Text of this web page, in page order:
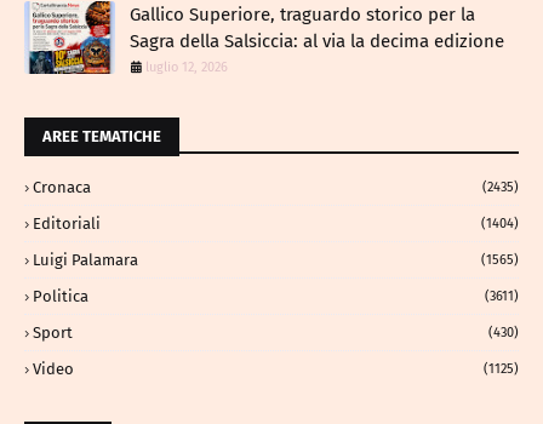
Gallico Superiore, traguardo storico per la
Sagra della Salsiccia: al via la decima edizione
luglio 12, 2026
AREE TEMATICHE
Cronaca (2435)
Editoriali (1404)
Luigi Palamara (1565)
Politica (3611)
Sport (430)
Video (1125)